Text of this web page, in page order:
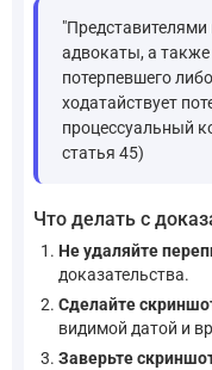
адвокаты, а также
потерпевшего
ходатайствует
процессуальный
статья 45)
Что делать с
Не удаляйте
доказательства.
Сделайте
видимой датой и
Заверьте